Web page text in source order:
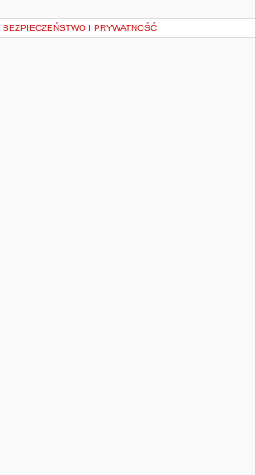
BEZPIECZEŃSTWO I PRYWATNOŚĆ